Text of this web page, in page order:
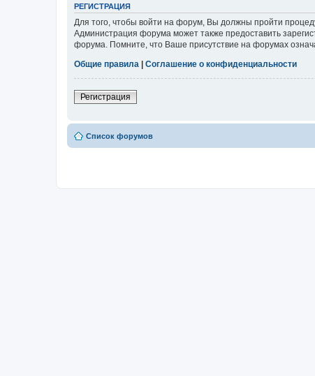
РЕГИСТРАЦИЯ
Для того, чтобы войти на форум, Вы должны пройти
Администрация форума может также предоставить
форума. Помните, что Ваше присутствие на форумах
Общие правила
Соглашение о конфиденциальности
Регистрация
Список форумов